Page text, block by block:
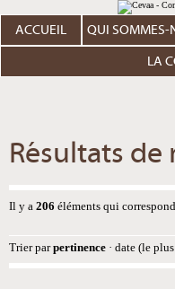
au
contenu.
Aller
personnels
ACCUEIL QUI SOMMES-
LA
Résultats de
Il y a 206 éléments qui
Trier par pertinence · date (le